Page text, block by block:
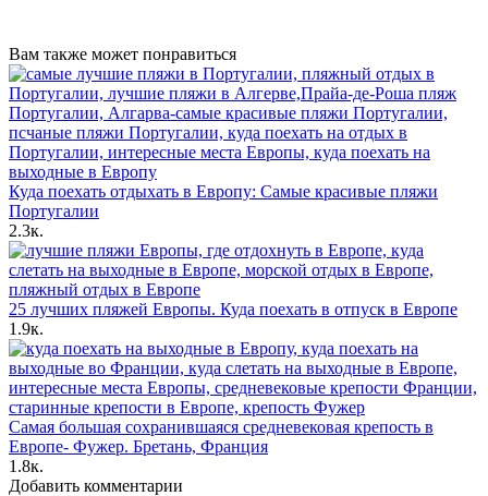
Вам также может понравиться
Куда поехать отдыхать в Европу: Самые красивые пляжи
Португалии
2.3к.
25 лучших пляжей Европы. Куда поехать в отпуск в Европе
1.9к.
Самая большая сохранившаяся средневековая крепость в
Европе- Фужер. Бретань, Франция
1.8к.
Добавить комментарии